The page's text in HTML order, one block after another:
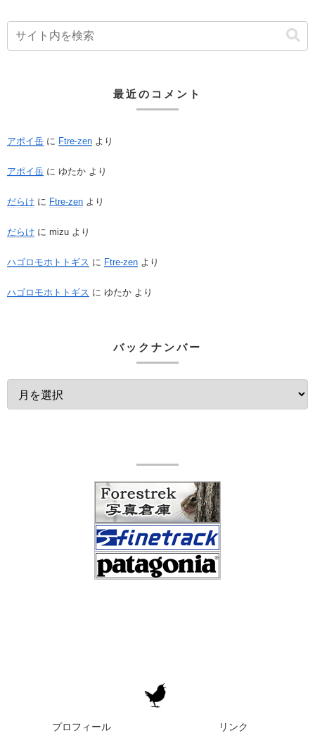
最近のコメント
アポイ岳 に Ftre-zen より
アポイ岳 に ゆたか より
だらけ に Ftre-zen より
だらけ に mizu より
ハゴロモホトトギス に Ftre-zen より
ハゴロモホトトギス に ゆたか より
バックナンバー
プロフィール リンク